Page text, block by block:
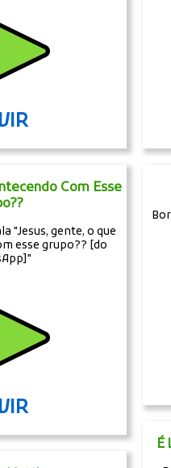
Com Esse
"Jesus, gente, o que
esse grupo?? [do
É